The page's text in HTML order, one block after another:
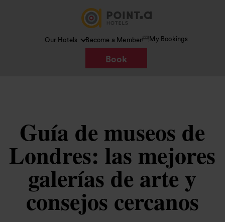
Our Hotels Become a Member My Bookings
Book
Guía de museos de
Londres: las mejores
galerías de arte y
consejos cercanos